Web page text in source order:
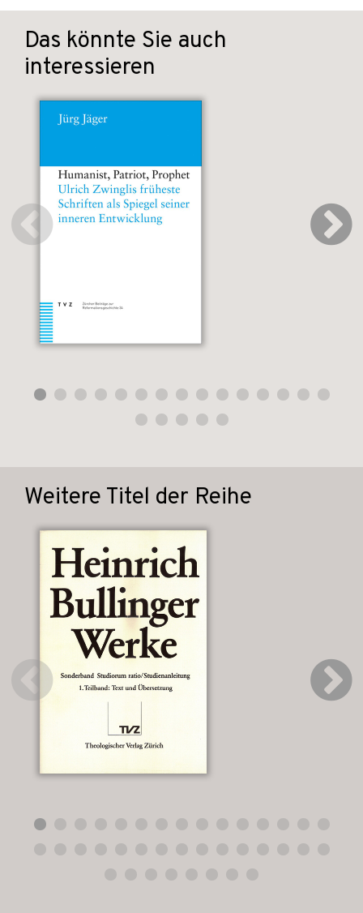
Das könnte Sie auch
interessieren
Weitere Titel der Reihe